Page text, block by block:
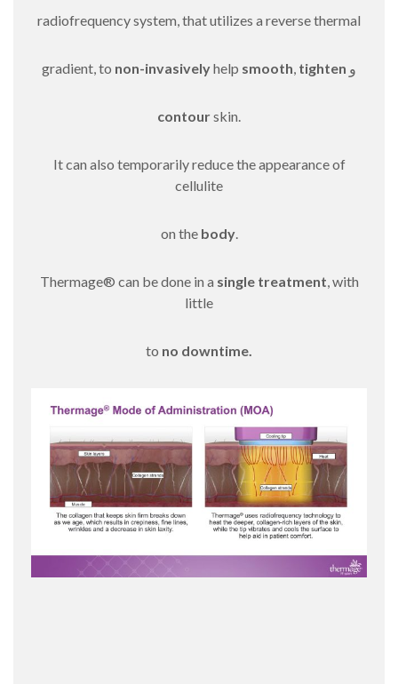
radiofrequency system, that utilizes a reverse thermal
gradient, to non-invasivelyhelp smooth, tighten و
contourskin.
It can also temporarily reduce the appearance of
cellulite
on the body.
Thermage® can be done in a single treatment, with
little
to no downtime.